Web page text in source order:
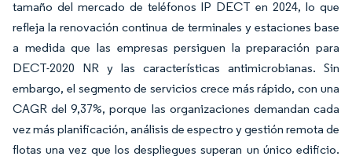
tamaño del mercado de teléfonos IP DECT en 2024, lo que
refleja la renovación continua de terminales y estaciones base
a medida que las empresas persiguen la preparación para
DECT-2020 NR y las características antimicrobianas. Sin
embargo, el segmento de servicios crece más rápido, con una
CAGR del 9,37%, porque las organizaciones demandan cada
vez más planificación, análisis de espectro y gestión remota de
flotas una vez que los despliegues superan un único edificio.